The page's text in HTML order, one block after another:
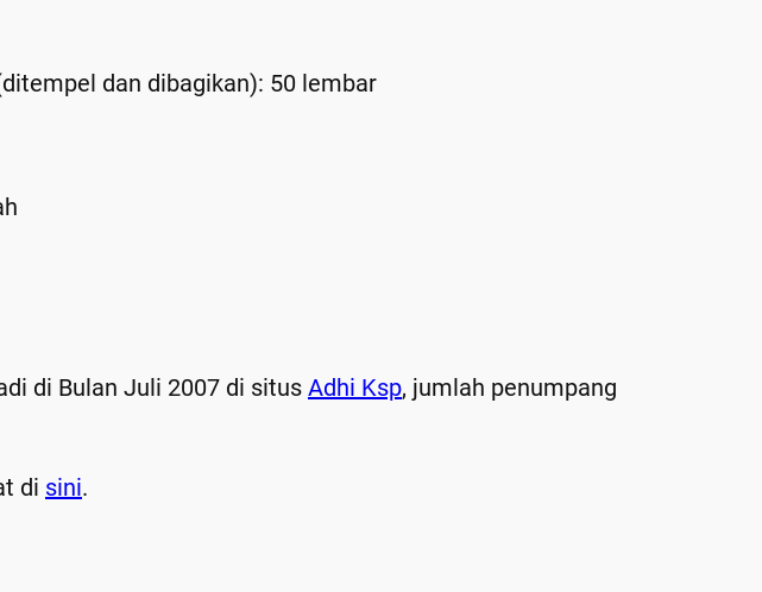
dan dibagikan): 50 lembar
di Bulan Juli 2007 di situs Adhi Ksp, jumlah penumpang
di sini.